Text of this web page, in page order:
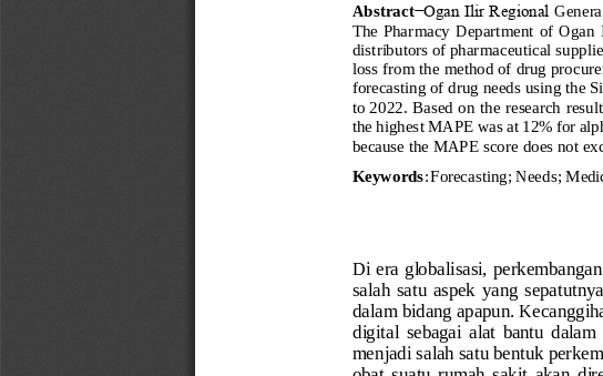
Abstract−Ogan Ilir Regional
The  Pharmacy  Department  of
distributors of pharmaceutical
loss from the method of drug
forecasting of drug needs using the
to 2022. Based on the research
the highest MAPE was at 12% for
because the MAPE score does not
Keywords:Forecasting; Needs;
Di era globalisasi, perkembangan
salah  satu  aspek  yang
dalam bidang apapun.
digital  sebagai  alat  bantu
menjadi salah satu bentuk